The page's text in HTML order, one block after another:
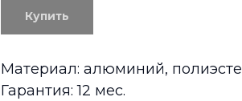
Купить
Материал: алюминий,
Гарантия: 12 мес.